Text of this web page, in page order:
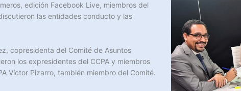
edición Facebook Live, miembros del
las entidades conducto y las
copresidenta del Comité de Asuntos
los expresidentes del CCPA y miembros
Víctor Pizarro, también miembro del Comité.